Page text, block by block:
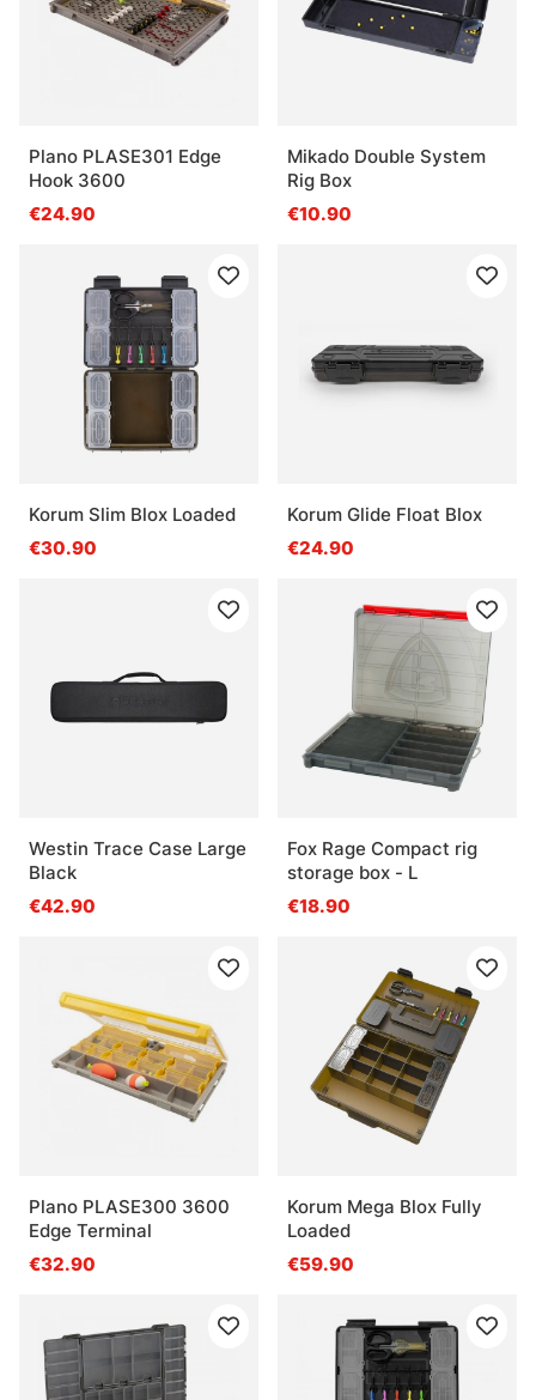
Plano PLASE301 Edge
Hook 3600
€24.90
Mikado Double System
Rig Box
€10.90
Korum Slim Blox Loaded
€30.90
Korum Glide Float Blox
€24.90
Westin Trace Case Large
Black
€42.90
Fox Rage Compact rig
storage box - L
€18.90
Plano PLASE300 3600
Edge Terminal
€32.90
Korum Mega Blox Fully
Loaded
€59.90